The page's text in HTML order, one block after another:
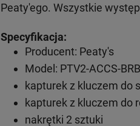
Peaty'ego. Wszystkie
Specyfikacja:
Producent: Peaty's
Model: PTV2-ACCS-
kapturek z kluczem do
kapturek z kluczem do
nakrętki 2 sztuki